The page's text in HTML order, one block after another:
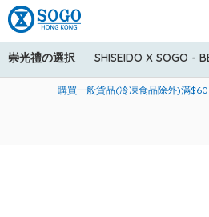
崇光禮の選択 SHISEIDO X SOGO -
美國運通Explorer®信用卡會員購物
購買一般貨品(冷凍食品除外)滿
寄送中國內地服務只適用於指定商品，